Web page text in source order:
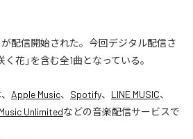
が配信開始された。今回デジタル配信さ
花」を含む全1曲となっている。
Apple Music、 Spotify、 LINE MUSIC、
Unlimitedなどの音楽配信サービスで